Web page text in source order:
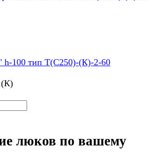
h-100 тип Т(С250)-(К)-2-60
люков по вашему